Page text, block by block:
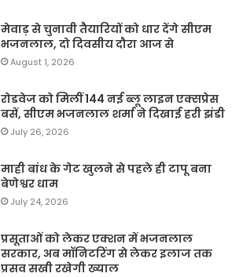
मेवाड़ से चुनावी तैयारियों को धार देंगे सीएम
भजनलाल, दो दिवसीय दौरा आज से
August 1, 2026
रोडवेज को मिलीं 144 नई ब्लू लाइन एक्सप्रेस
बसें, सीएम भजनलाल शर्मा ने दिखाई हरी झंडी
July 26, 2026
माही बांध के गेट खुलने से पहले ही टापू बना
बेणेश्वर धाम
July 24, 2026
प्रसूताओं को लेकर एक्शन में भजनलाल
सरकार, अब मॉनिटरिंग से लेकर इलाज तक
प्रसव सखी रखेगी ख्याल